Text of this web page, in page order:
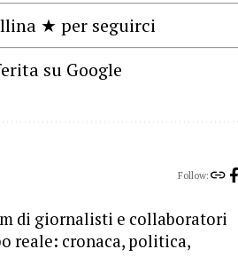
★ per seguirci
su Google
Follow:
di giornalisti e collaboratori
reale: cronaca, politica,